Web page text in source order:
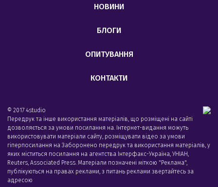
НОВИНИ
БЛОГИ
ОПИТУВАННЯ
КОНТАКТИ
© 2017 4studio
Передрук та інше використання матеріалів, що розміщені на сайті
дозволяється за умови посилання на. Інтернет-видання можуть
використовувати матеріали сайту, розміщувати відео за умови
гіперпосилання на Заборонено передрук та використання матеріалів, у
яких міститься посилання на агентства Iнтерфакс-Україна, УНIАН,
Reuters, Associated Press. Матеріали позначені міткою "Реклама",
публікуються на правах реклами, з питань реклами звертайтесь за
адресою